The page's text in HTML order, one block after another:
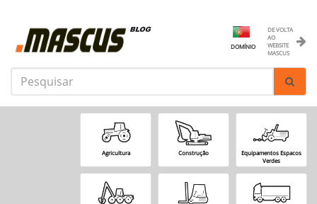
DE VOLTA
AO
WEBSITE
MASCUS
DOMÍNIO
Agricultura Construção
Equipamentos Espacos
Verdes